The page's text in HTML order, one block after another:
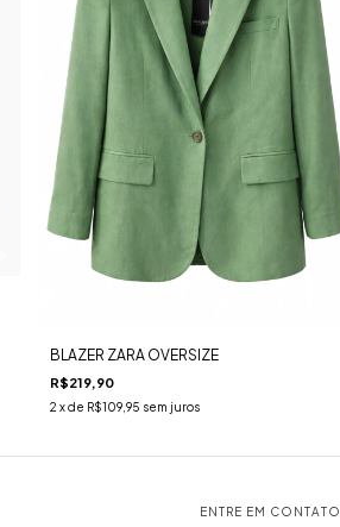
BLAZER ZARA OVERSIZE
R$219,90
2 x de R$109,95 sem juros
ENTRE EM CONTATO